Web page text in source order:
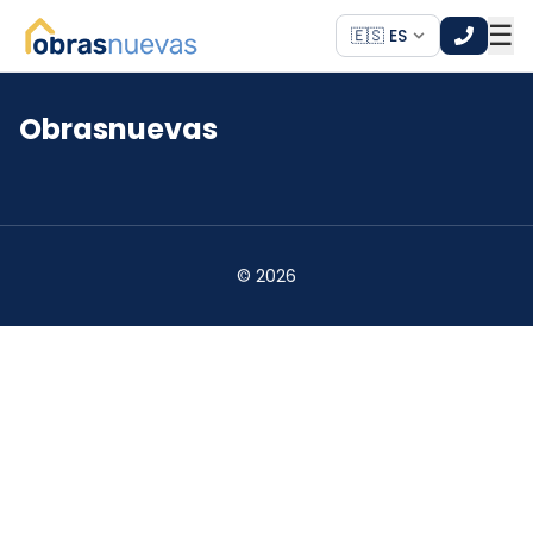
🇪🇸 ES ☰
*
Obrasnuevas
© 2026